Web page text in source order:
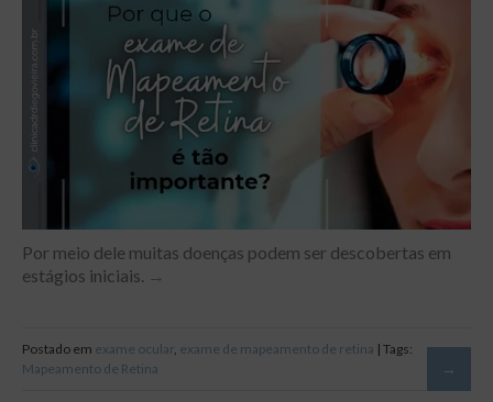
Por meio dele muitas doenças podem ser descobertas em
estágios iniciais.
Postado em exame ocular, exame de mapeamento de retina | Tags:
Mapeamento de Retina